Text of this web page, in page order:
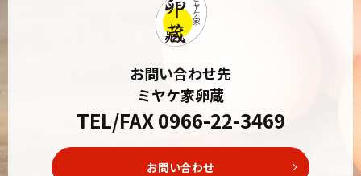
お問い合わせ先
ミヤケ家卵蔵
TEL/FAX0966-22-3469
お問い合わせ